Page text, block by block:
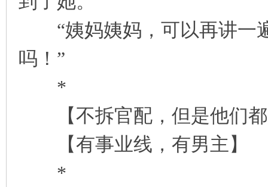
“姨妈姨妈，可以再讲一
吗！”
*
【不拆官配，但是他们都
【有事业线，有男主】
*